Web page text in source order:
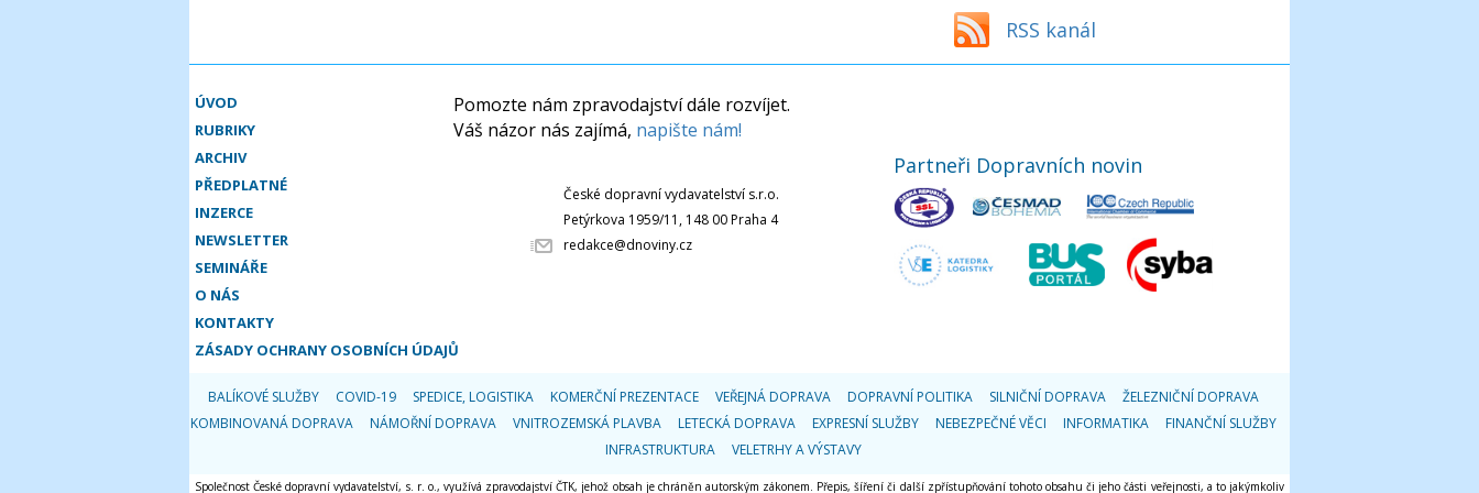
RSS kanál
ÚVOD
RUBRIKY
ARCHIV
PŘEDPLATNÉ
INZERCE
NEWSLETTER
SEMINÁŘE
O NÁS
KONTAKTY
ZÁSADY OCHRANY OSOBNÍCH ÚDAJŮ
Pomozte nám zpravodajství dále rozvíjet.
Váš názor nás zajímá, napište nám!
České dopravní vydavatelství s.r.o.
Petýrkova 1959/11, 148 00 Praha 4
redakce@dnoviny.cz
Partneři Dopravních novin
BALÍKOVÉ SLUŽBY COVID-19 SPEDICE, LOGISTIKA KOMERČNÍ PREZENTACE VEŘEJNÁ DOPRAVA DOPRAVNÍ POLITIKA SILNIČNÍ DOPRAVA
ŽELEZNIČNÍ DOPRAVA
KOMBINOVANÁ DOPRAVA
NÁMOŘNÍ DOPRAVA VNITROZEMSKÁ PLAVBA LETECKÁ DOPRAVA EXPRESNÍ SLUŽBY NEBEZPEČNÉ VĚCI INFORMATIKA
FINANČNÍ SLUŽBY
INFRASTRUKTURA
VELETRHY A VÝSTAVY
Společnost České dopravní vydavatelství, s. r. o., využívá zpravodajství ČTK, jehož obsah je chráněn autorským zákonem. Přepis, šíření či další zpřístupňování tohoto obsahu či jeho části veřejnosti, a to jakýmkoliv